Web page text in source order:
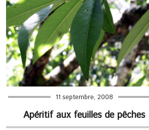
11 septembre, 2008
Apéritif aux feuilles de pêches